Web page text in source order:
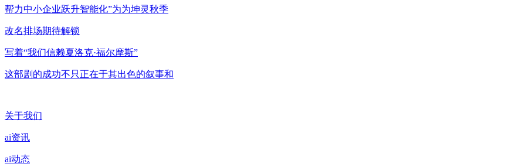
帮力中小企业跃升智能化”为为坤灵秋季
改名排场期待解锁
写着“我们信赖夏洛克·福尔摩斯”
这部剧的成功不只正在于其出色的叙事和
关于我们
ai资讯
ai动态